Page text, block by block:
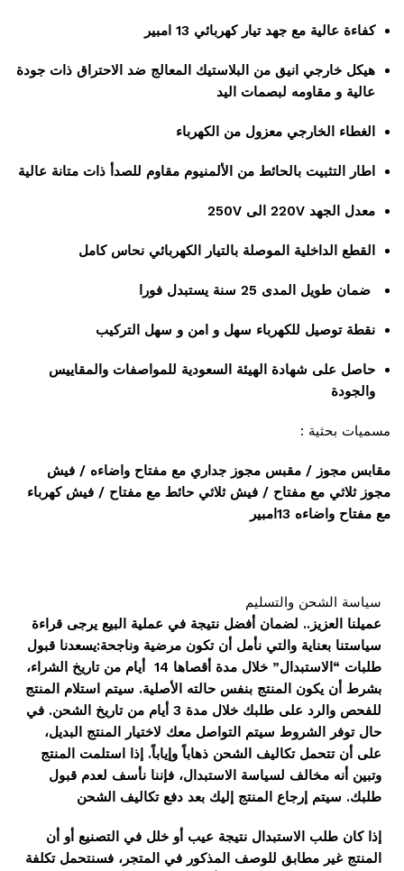
كفاءة عالية مع جهد تيار كهربائي 13 امبير
هيكل خارجي انيق من البلاستيك المعالج ضد الاحتراق ذات جودة
عالية و مقاومه لبصمات اليد
الغطاء الخارجي معزول من الكهرباء
اطار التثبيت بالحائط من الألمنيوم مقاوم للصدأ ذات متانة عالية
معدل الجهد 220V الى 250V
القطع الداخلية الموصلة بالتيار الكهربائي نحاس كامل
ضمان طويل المدى 25 سنة يستبدل فورا
نقطة توصيل للكهرباء سهل و امن و سهل التركيب
حاصل على شهادة الهيئة السعودية للمواصفات والمقاييس
والجودة
مسميات بحثية :
مقابس مجوز / مقبس مجوز جداري مع مفتاح واضاءه / فيش
مجوز ثلاثي مع مفتاح / فيش ثلاثي حائط مع مفتاح / فيش كهرباء
مع مفتاح واضاءه 13امبير
سياسة الشحن والتسليم
عميلنا العزيز.. لضمان أفضل نتيجة في عملية البيع يرجى قراءة
سياستنا بعناية والتي نأمل أن تكون مرضية وناجحة:يسعدنا قبول
طلبات “الاستبدال” خلال مدة أقصاها 14 أيام من تاريخ الشراء،
بشرط أن يكون المنتج بنفس حالته الأصلية. سيتم استلام المنتج
للفحص والرد على طلبك خلال مدة 3 أيام من تاريخ الشحن. في
حال توفر الشروط سيتم التواصل معك لاختيار المنتج البديل،
على أن تتحمل تكاليف الشحن ذهاباً وإياباً. إذا استلمت المنتج
وتبين أنه مخالف لسياسة الاستبدال، فإننا نأسف لعدم قبول
طلبك. سيتم إرجاع المنتج إليك بعد دفع تكاليف الشحن
إذا كان طلب الاستبدال نتيجة عيب أو خلل في التصنيع أو أن
المنتج غير مطابق للوصف المذكور في المتجر، فسنتحمل تكلفة